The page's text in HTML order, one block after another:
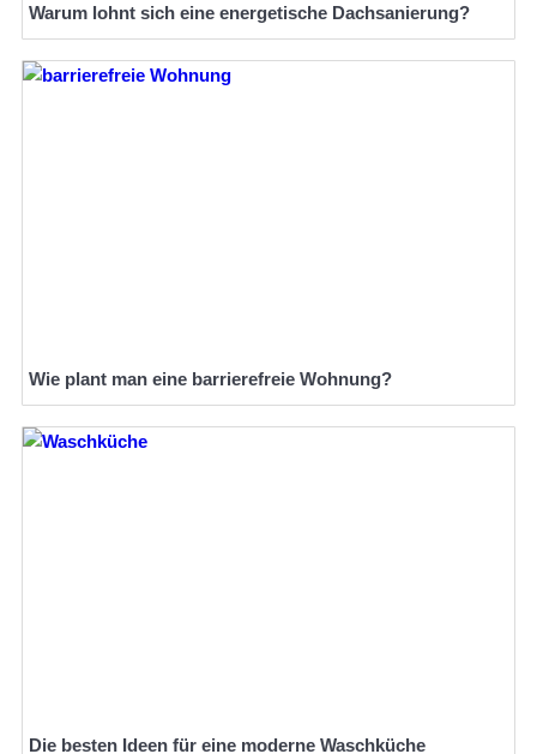
Warum lohnt sich eine energetische Dachsanierung?
Wie plant man eine barrierefreie Wohnung?
Die besten Ideen für eine moderne Waschküche